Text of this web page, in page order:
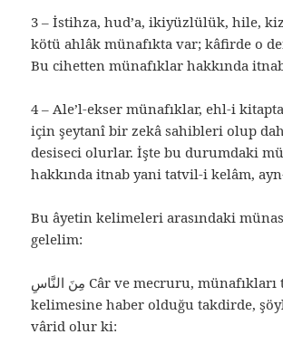
3 – İstihza, hud’a, ikiyüzlülük, hile,
kötü ahlâk münafıkta var; kâfirde o
Bu cihetten münafıklar hakkında itnab
4 – Ale’l-ekser münafıklar, ehl-i
için şeytanî bir zekâ sahibleri olup
desiseci olurlar. İşte bu durumdaki
hakkında itnab yani tatvil-i kelâm, ayn-
Bu âyetin kelimeleri arasındaki
gelelim:
مِنَ النَّاسِ Câr ve mecruru, münafıkları tabir eden مَنْ
kelimesine haber olduğu takdirde,
vârid olur ki: